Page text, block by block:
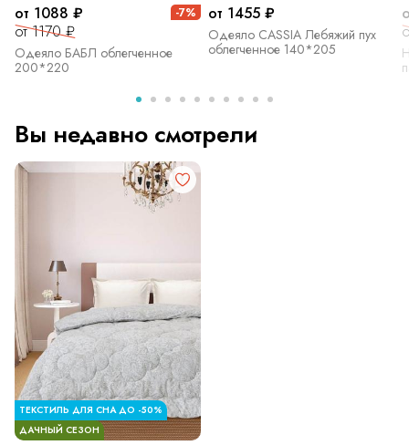
от 1088 ₽
от 1170 ₽
-7%
Одеяло БАБЛ облегченное
200*220
от 1455 ₽
Одеяло CASSIA Лебяжий пух
облегченное 140*205
Вы недавно смотрели
ТЕКСТИЛЬ ДЛЯ СНА ДО -50%
ДАЧНЫЙ СЕЗОН